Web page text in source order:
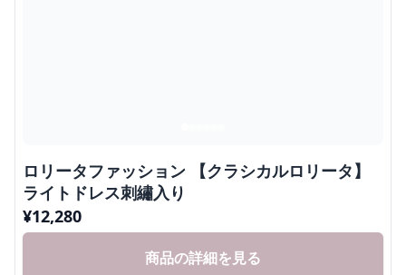
ロリータファッション 【クラシカルロリータ】
ライトドレス刺繡入り
¥12,280
商品の詳細を見る